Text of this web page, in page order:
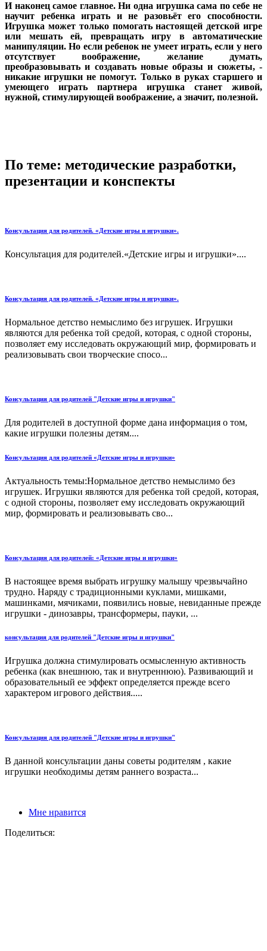
И наконец самое главное. Ни одна игрушка сама по себе не
научит ребенка играть и не разовьёт его способности.
Игрушка может только помогать настоящей детской игре
или мешать ей, превращать игру в автоматические
манипуляции. Но если ребенок не умеет играть, если у него
отсутствует воображение, желание думать,
преобразовывать и создавать новые образы и сюжеты, -
никакие игрушки не помогут. Только в руках старшего и
умеющего играть партнера игрушка станет живой,
нужной, стимулирующей воображение, а значит, полезной.
По теме: методические разработки,
презентации и конспекты
Консультация для родителей. «Детские игры и игрушки».
Консультация для родителей.«Детские игры и игрушки»....
Консультация для родителей. «Детские игры и игрушки».
Нормальное детство немыслимо без игрушек. Игрушки
являются для ребенка той средой, которая, с одной стороны,
позволяет ему исследовать окружающий мир, формировать и
реализовывать свои творческие спосо...
Консультация для родителей "Детские игры и игрушки"
Для родителей в доступной форме дана информация о том,
какие игрушки полезны детям....
Консультация для родителей «Детские игры и игрушки»
Актуальность темы:Нормальное детство немыслимо без
игрушек. Игрушки являются для ребенка той средой, которая,
с одной стороны, позволяет ему исследовать окружающий
мир, формировать и реализовывать сво...
Консультация для родителей: «Детские игры и игрушки»
В настоящее время выбрать игрушку малышу чрезвычайно
трудно. Наряду с традиционными куклами, мишками,
машинками, мячиками, появились новые, невиданные прежде
игрушки - динозавры, трансформеры, пауки, ...
консультация для родителей "Детские игры и игрушки"
Игрушка должна стимулировать осмысленную активность
ребенка (как внешнюю, так и внутреннюю). Развивающий и
образовательный ее эффект определяется прежде всего
характером игрового действия.....
Консультация для родителей "Детские игры и игрушки"
В данной консультации даны советы родителям , какие
игрушки необходимы детям раннего возраста...
Мне нравится
Поделиться: